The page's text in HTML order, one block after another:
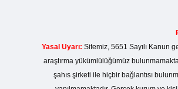
Yasal Uyarı: Sitemiz, 5651 Sayılı Kanun
araştırma yükümlülüğümüz
şahıs şirketi ile hiçbir bağlantısı